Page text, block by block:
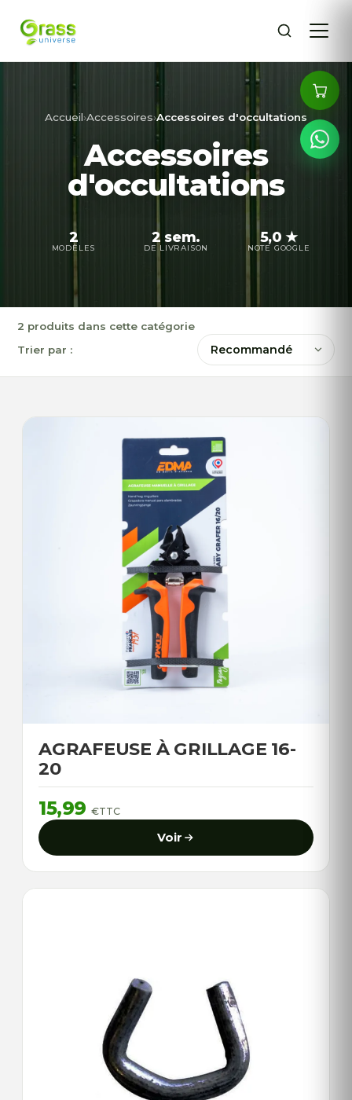
Accueil›Accessoires›Accessoires d'occultations
Accessoires
d'occultations
2
MODÈLES
2 sem.
DE LIVRAISON
5,0 ★
NOTE GOOGLE
2 produits dans cette catégorie
Trier par :
AGRAFEUSE À GRILLAGE 16-
20
15,99€TTC
Voir